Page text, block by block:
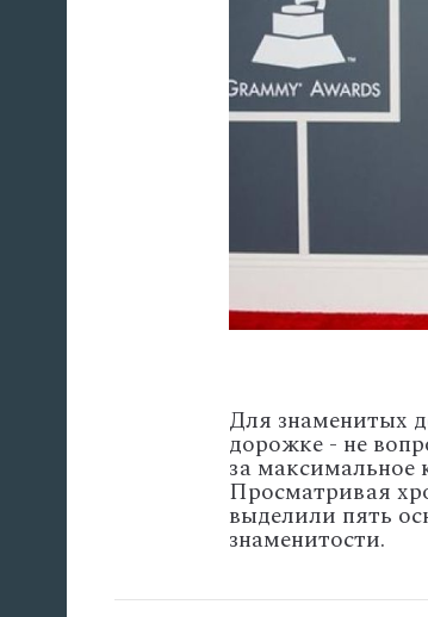
Для знаменитых
дорожке - не
за максимальное
Просматривая
выделили пять
знаменитости.